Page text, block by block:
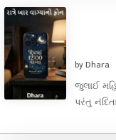
by Dhara
જુલાઈ
પરંતુ